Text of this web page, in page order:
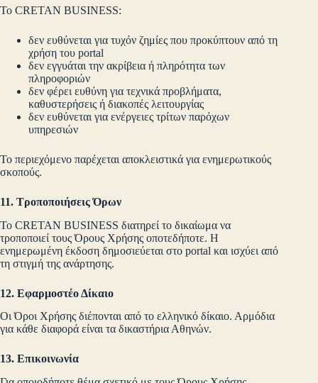
Το CRETAN BUSINESS:
δεν ευθύνεται για τυχόν ζημίες που προκύπτουν από τη
χρήση του portal
δεν εγγυάται την ακρίβεια ή πληρότητα των
πληροφοριών
δεν φέρει ευθύνη για τεχνικά προβλήματα,
καθυστερήσεις ή διακοπές λειτουργίας
δεν ευθύνεται για ενέργειες τρίτων παρόχων
υπηρεσιών
Το περιεχόμενο παρέχεται αποκλειστικά για ενημερωτικούς
σκοπούς.
11. Τροποποιήσεις Όρων
Το CRETAN BUSINESS διατηρεί το δικαίωμα να
τροποποιεί τους Όρους Χρήσης οποτεδήποτε. Η
ενημερωμένη έκδοση δημοσιεύεται στο portal και ισχύει από
τη στιγμή της ανάρτησης.
12. Εφαρμοστέο Δίκαιο
Οι Όροι Χρήσης διέπονται από το ελληνικό δίκαιο. Αρμόδια
για κάθε διαφορά είναι τα δικαστήρια Αθηνών.
13. Επικοινωνία